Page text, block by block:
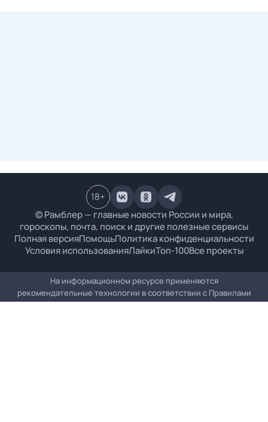
© Рамблер — главные новости России и мира,
гороскопы, почта, поиск и другие полезные сервисы
Полная версияПомощьПолитика конфиденциальности
Условия использованияЛайкиТоп-100Все проекты
18+
На информационном ресурсе применяются
рекомендательные технологии в соответствии с Правилами